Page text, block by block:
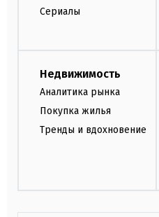
Сериалы
Недвижимость
Аналитика рынка
Покупка жилья
Тренды и вдохновение